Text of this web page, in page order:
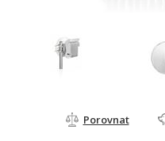
Porovnat